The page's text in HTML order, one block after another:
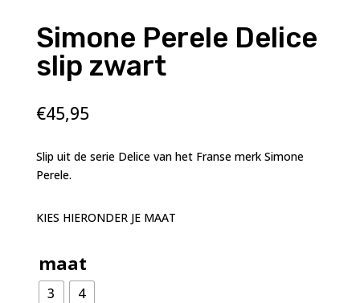
Simone Perele Delice
slip zwart
€45,95
Slip uit de serie Delice van het Franse merk Simone
Perele.
KIES HIERONDER JE MAAT
maat
3 4